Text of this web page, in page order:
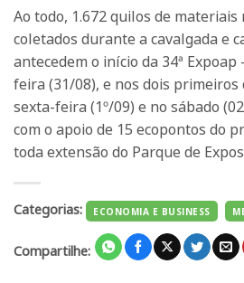
Ao todo, 1.672 quilos de
coletados durante a cavalgada e
antecedem o início da 34ª
feira (31/08), e nos dois primeiros
sexta-feira (1º/09) e no sábado
com o apoio de 15 ecopontos do
toda extensão do Parque de
Categorias: ECONOMIA E BUSINESS
Compartilhe: